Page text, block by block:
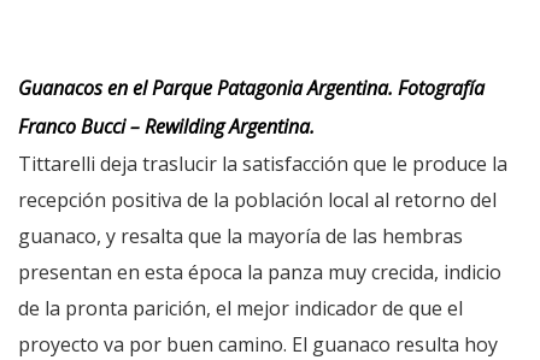
Guanacos en el Parque Patagonia Argentina. Fotografía
Franco Bucci – Rewilding Argentina.
Tittarelli deja traslucir la satisfacción que le produce la
recepción positiva de la población local al retorno del
guanaco, y resalta que la mayoría de las hembras
presentan en esta época la panza muy crecida, indicio
de la pronta parición, el mejor indicador de que el
proyecto va por buen camino. El guanaco resulta hoy